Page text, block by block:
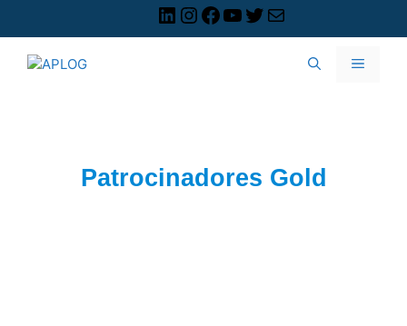
Patrocinadores Gold